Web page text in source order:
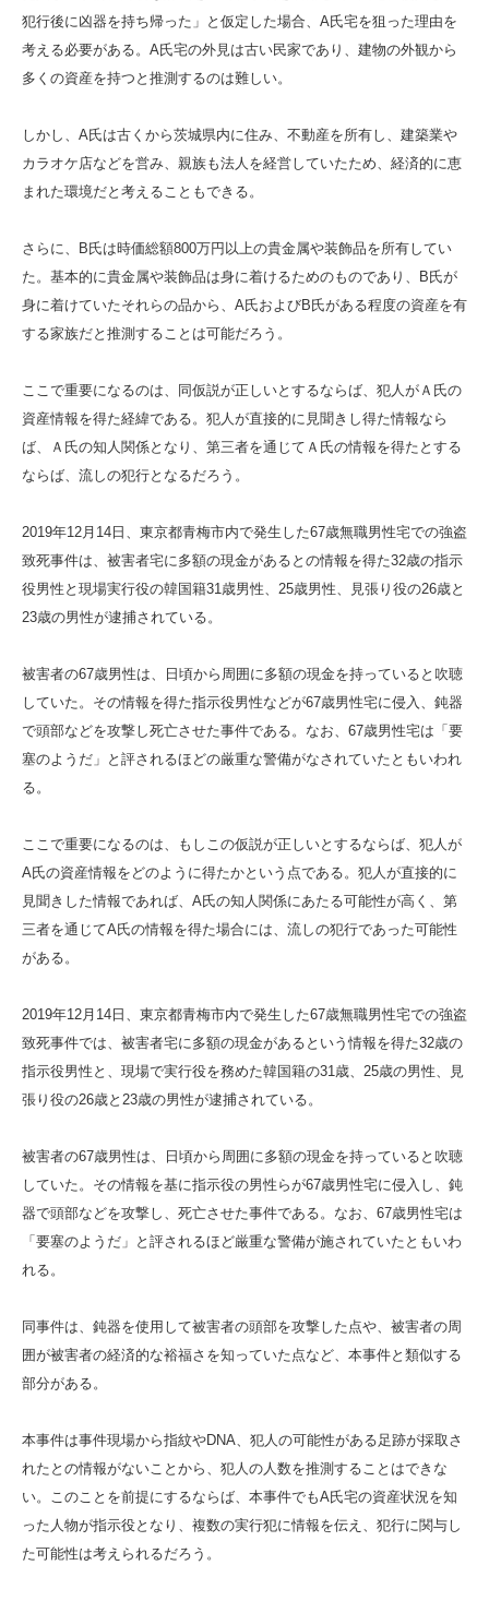
犯行後に凶器を持ち帰った」と仮定した場合、A氏宅を狙った理由を
考える必要がある。A氏宅の外見は古い民家であり、建物の外観から
多くの資産を持つと推測するのは難しい。
しかし、A氏は古くから茨城県内に住み、不動産を所有し、建築業や
カラオケ店などを営み、親族も法人を経営していたため、経済的に恵
まれた環境だと考えることもできる。
さらに、B氏は時価総額800万円以上の貴金属や装飾品を所有してい
た。基本的に貴金属や装飾品は身に着けるためのものであり、B氏が
身に着けていたそれらの品から、A氏およびB氏がある程度の資産を有
する家族だと推測することは可能だろう。
ここで重要になるのは、同仮説が正しいとするならば、犯人がＡ氏の
資産情報を得た経緯である。犯人が直接的に見聞きし得た情報なら
ば、Ａ氏の知人関係となり、第三者を通じてＡ氏の情報を得たとする
ならば、流しの犯行となるだろう。
2019年12月14日、東京都青梅市内で発生した67歳無職男性宅での強盗
致死事件は、被害者宅に多額の現金があるとの情報を得た32歳の指示
役男性と現場実行役の韓国籍31歳男性、25歳男性、見張り役の26歳と
23歳の男性が逮捕されている。
被害者の67歳男性は、日頃から周囲に多額の現金を持っていると吹聴
していた。その情報を得た指示役男性などが67歳男性宅に侵入、鈍器
で頭部などを攻撃し死亡させた事件である。なお、67歳男性宅は「要
塞のようだ」と評されるほどの厳重な警備がなされていたともいわれ
る。
ここで重要になるのは、もしこの仮説が正しいとするならば、犯人が
A氏の資産情報をどのように得たかという点である。犯人が直接的に
見聞きした情報であれば、A氏の知人関係にあたる可能性が高く、第
三者を通じてA氏の情報を得た場合には、流しの犯行であった可能性
がある。
2019年12月14日、東京都青梅市内で発生した67歳無職男性宅での強盗
致死事件では、被害者宅に多額の現金があるという情報を得た32歳の
指示役男性と、現場で実行役を務めた韓国籍の31歳、25歳の男性、見
張り役の26歳と23歳の男性が逮捕されている。
被害者の67歳男性は、日頃から周囲に多額の現金を持っていると吹聴
していた。その情報を基に指示役の男性らが67歳男性宅に侵入し、鈍
器で頭部などを攻撃し、死亡させた事件である。なお、67歳男性宅は
「要塞のようだ」と評されるほど厳重な警備が施されていたともいわ
れる。
同事件は、鈍器を使用して被害者の頭部を攻撃した点や、被害者の周
囲が被害者の経済的な裕福さを知っていた点など、本事件と類似する
部分がある。
本事件は事件現場から指紋やDNA、犯人の可能性がある足跡が採取さ
れたとの情報がないことから、犯人の人数を推測することはできな
い。このことを前提にするならば、本事件でもA氏宅の資産状況を知
った人物が指示役となり、複数の実行犯に情報を伝え、犯行に関与し
た可能性は考えられるだろう。